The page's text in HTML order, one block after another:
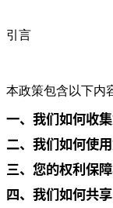
引言
本政策包含以下内
一、我们如何收
二、我们如何使
三、您的权利保
四、我们如何共